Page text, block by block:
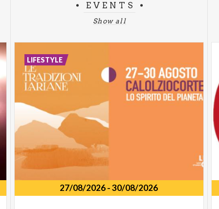
EVENTS
Show all
27/08/2026-30/08/2026
LIFESTYLE